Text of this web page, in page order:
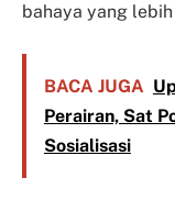
bahaya yang
BACA JUGA
Perairan, Sat
Sosialisasi